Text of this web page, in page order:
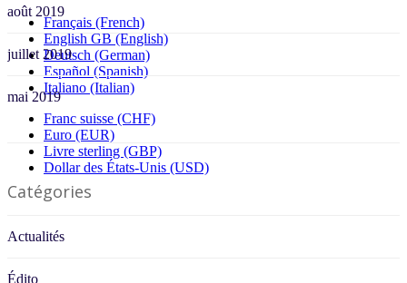
Français (French)
English GB (English)
Deutsch (German)
Español (Spanish)
Italiano (Italian)
Franc suisse (CHF)
Euro (EUR)
Livre sterling (GBP)
Dollar des États-Unis (USD)
août 2019
juillet 2019
mai 2019
Catégories
Actualités
Édito